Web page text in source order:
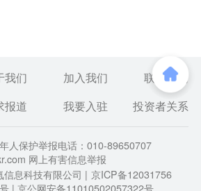
我们 加入我们
联系我们
道 我要入驻 投资者关系
人保护举报电话：010-89650707
网上有害信息举报
息科技有限公司 | 京ICP备12031756
| 京公网安备11010502057322号